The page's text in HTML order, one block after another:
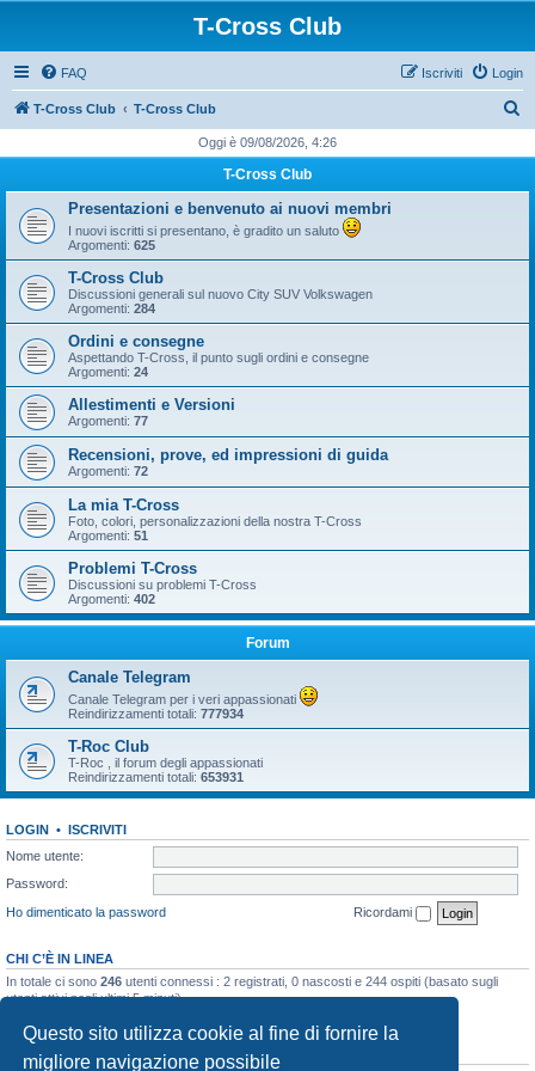
Questo sito utilizza cookie al fine di fornire la
migliore navigazione possibile
T-Cross Club
FAQ Login
Iscriviti
T-Cross Club T-Cross Club
c
Oggi è 09/08/2026, 4:26
T-Cross Club
Presentazioni e benvenuto ai nuovi membri
I nuovi iscritti si presentano, è gradito un saluto
Argomenti: 625
T-Cross Club
Discussioni generali sul nuovo City SUV Volkswagen
Argomenti: 284
Ordini e consegne
Aspettando T-Cross, il punto sugli ordini e consegne
Argomenti: 24
Allestimenti e Versioni
Argomenti: 77
Recensioni, prove, ed impressioni di guida
Argomenti: 72
La mia T-Cross
Foto, colori, personalizzazioni della nostra T-Cross
Argomenti: 51
Problemi T-Cross
Discussioni su problemi T-Cross
Argomenti: 402
Forum
Canale Telegram
Canale Telegram per i veri appassionati
Reindirizzamenti totali: 777934
T-Roc Club
T-Roc , il forum degli appassionati
Reindirizzamenti totali: 653931
LOGIN • ISCRIVITI
Nome utente:
Password:
Ho dimenticato la password
Ricordami
CHI C’È IN LINEA
In totale ci sono 246 utenti connessi : 2 registrati, 0 nascosti e 244 ospiti (basato sugli
utenti attivi negli ultimi 5 minuti)
STATISTICHE